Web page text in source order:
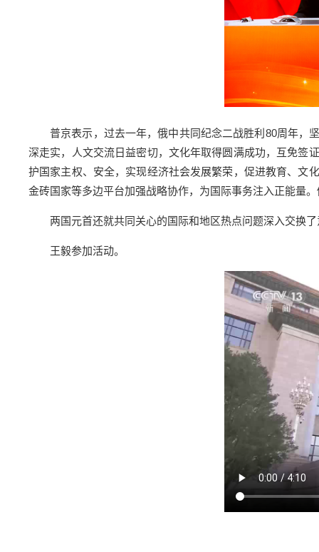
普京表示，过去一年，俄中共同纪念二战胜利80周年，
深走实，人文交流日益密切，文化年取得圆满成功，互免签
护国家主权、安全，实现经济社会发展繁荣，促进教育、文
金砖国家等多边平台加强战略协作，为国际事务注入正能量
两国元首还就共同关心的国际和地区热点问题深入交换
王毅参加活动。